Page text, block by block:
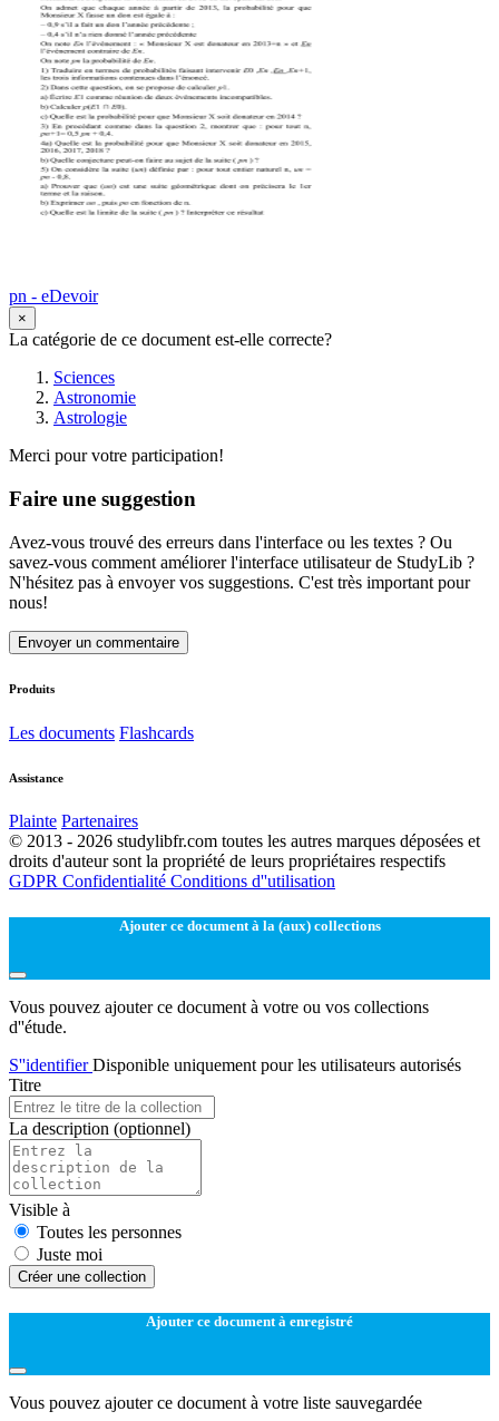
pn - eDevoir
×
La catégorie de ce document est-elle correcte?
Sciences
Astronomie
Astrologie
Merci pour votre participation!
Faire une suggestion
Avez-vous trouvé des erreurs dans l'interface ou les textes ? Ou
savez-vous comment améliorer l'interface utilisateur de StudyLib ?
N'hésitez pas à envoyer vos suggestions. C'est très important pour
nous!
Envoyer un commentaire
Produits
Les documents Flashcards
Assistance
Plainte Partenaires
© 2013 - 2026 studylibfr.com toutes les autres marques déposées et
droits d'auteur sont la propriété de leurs propriétaires respectifs
GDPR Confidentialité Conditions d''utilisation
Ajouter ce document à la (aux) collections
Vous pouvez ajouter ce document à votre ou vos collections
d''étude.
S''identifierDisponible uniquement pour les utilisateurs autorisés
Titre
La description (optionnel)
Visible à
Toutes les personnes
Juste moi
Créer une collection
Ajouter ce document à enregistré
Vous pouvez ajouter ce document à votre liste sauvegardée